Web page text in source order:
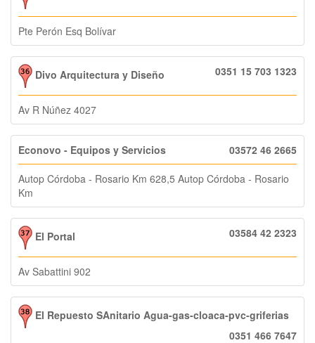
Pte Perón Esq Bolívar
Divo Arquitectura y Diseño 0351 15 703 1323
Av R Núñez 4027
Econovo - Equipos y Servicios 03572 46 2665
Autop Córdoba - Rosario Km 628,5 Autop Córdoba - Rosario
Km
El Portal 03584 42 2323
Av Sabattini 902
El Repuesto SAnitario Agua-gas-cloaca-pvc-griferias
0351 466 7647